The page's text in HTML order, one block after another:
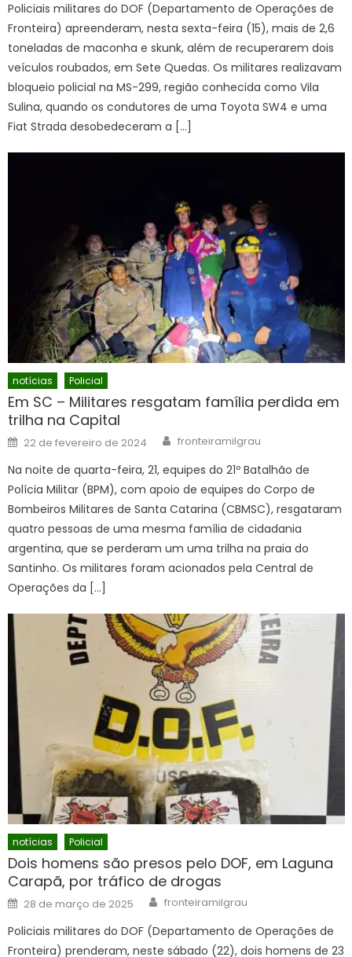
Policiais militares do DOF (Departamento de Operações de
Fronteira) apreenderam, nesta sexta-feira (15), mais de 2,6
toneladas de maconha e skunk, além de recuperarem dois
veículos roubados, em Sete Quedas. Os militares realizavam
bloqueio policial na MS-299, região conhecida como Vila
Sulina, quando os condutores de uma Toyota SW4 e uma
Fiat Strada desobedeceram a […]
notícias Policial
Em SC – Militares resgatam família perdida em
trilha na Capital
Posted
on
22 de fevereiro de 2024 Author
fronteiramilgrau
Na noite de quarta-feira, 21, equipes do 21º Batalhão de
Polícia Militar (BPM), com apoio de equipes do Corpo de
Bombeiros Militares de Santa Catarina (CBMSC), resgataram
quatro pessoas de uma mesma família de cidadania
argentina, que se perderam um uma trilha na praia do
Santinho. Os militares foram acionados pela Central de
Operações da […]
notícias Policial
Dois homens são presos pelo DOF, em Laguna
Carapã, por tráfico de drogas
Posted
on
28 de março de 2025 Author
fronteiramilgrau
Policiais militares do DOF (Departamento de Operações de
Fronteira) prenderam, neste sábado (22), dois homens de 23